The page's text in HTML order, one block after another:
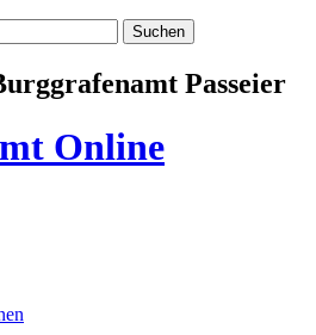
Passeier
Online